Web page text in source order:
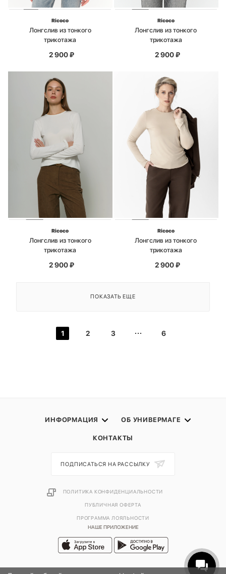
Ricoco
Лонгслив из тонкого
трикотажа
2 900₽
Ricoco
Лонгслив из тонкого
трикотажа
2 900₽
Ricoco
Лонгслив из тонкого
трикотажа
2 900₽
Ricoco
Лонгслив из тонкого
трикотажа
2 900₽
ПОКАЗАТЬ ЕЩЕ
1 2 3 6
ИНФОРМАЦИЯ ОБ УНИВЕРМАГЕ
КОНТАКТЫ
НАШЕ ПРИЛОЖЕНИЕ
ПОДПИСАТЬСЯ НА РАССЫЛКУ
ПОЛИТИКА КОНФИДЕНЦИАЛЬНОСТИ
ПУБЛИЧНАЯ ОФЕРТА
ПРОГРАММА ЛОЯЛЬНОСТИ